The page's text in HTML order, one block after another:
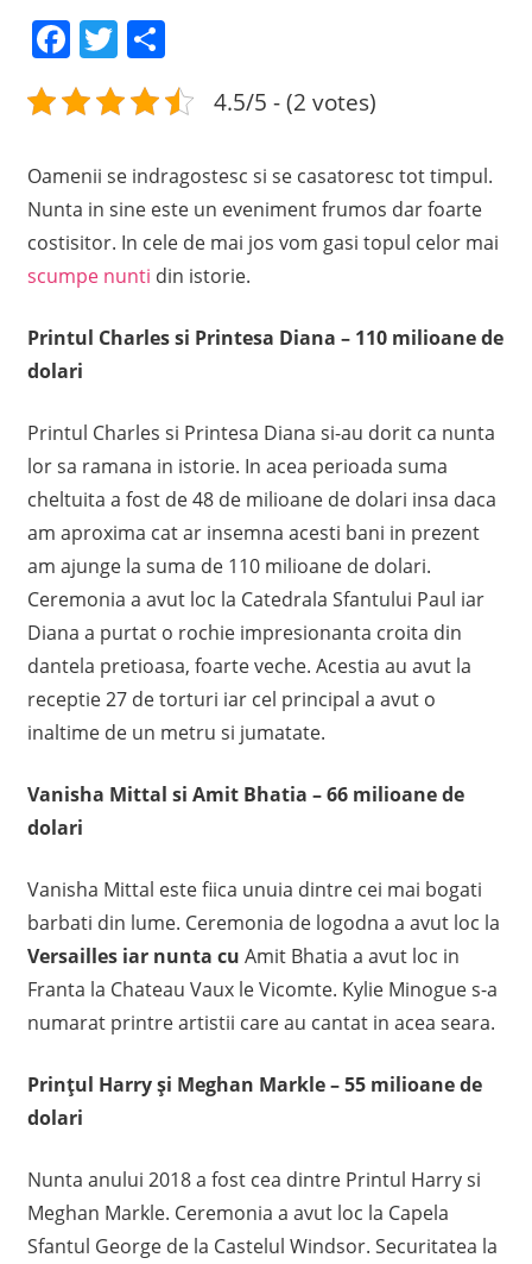
Facebook
Twitter
Share
4.5/5 - (2 votes)
Oamenii se indragostesc si se casatoresc tot timpul.
Nunta in sine este un eveniment frumos dar foarte
costisitor. In cele de mai jos vom gasi topul celor mai
scumpe nunti din istorie.
Printul Charles si Printesa Diana – 110 milioane de
dolari
Printul Charles si Printesa Diana si-au dorit ca nunta
lor sa ramana in istorie. In acea perioada suma
cheltuita a fost de 48 de milioane de dolari insa daca
am aproxima cat ar insemna acesti bani in prezent
am ajunge la suma de 110 milioane de dolari.
Ceremonia a avut loc la Catedrala Sfantului Paul iar
Diana a purtat o rochie impresionanta croita din
dantela pretioasa, foarte veche. Acestia au avut la
receptie 27 de torturi iar cel principal a avut o
inaltime de un metru si jumatate.
Vanisha Mittal si Amit Bhatia – 66 milioane de
dolari
Vanisha Mittal este fiica unuia dintre cei mai bogati
barbati din lume. Ceremonia de logodna a avut loc la
Versailles iar nunta cu Amit Bhatia a avut loc in
Franta la Chateau Vaux le Vicomte. Kylie Minogue s-a
numarat printre artistii care au cantat in acea seara.
Prințul Harry și Meghan Markle – 55 milioane de
dolari
Nunta anului 2018 a fost cea dintre Printul Harry si
Meghan Markle. Ceremonia a avut loc la Capela
Sfantul George de la Castelul Windsor. Securitatea la